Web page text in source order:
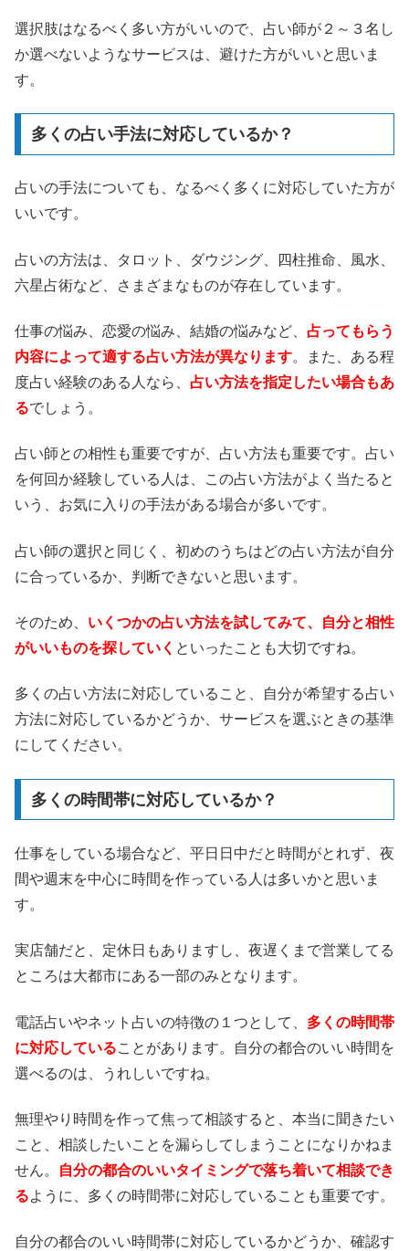
選択肢はなるべく多い方がいいので、占い師が２～３名し
か選べないようなサービスは、避けた方がいいと思いま
す。
多くの占い手法に対応しているか？
占いの手法についても、なるべく多くに対応していた方が
いいです。
占いの方法は、タロット、ダウジング、四柱推命、風水、
六星占術など、さまざまなものが存在しています。
仕事の悩み、恋愛の悩み、結婚の悩みなど、 占ってもらう
内容によって適する占い方法が異なります。また、ある程
度占い経験のある人なら、 占い方法を指定したい場合もあ
るでしょう。
占い師との相性も重要ですが、占い方法も重要です。占い
を何回か経験している人は、この占い方法がよく当たると
いう、お気に入りの手法がある場合が多いです。
占い師の選択と同じく、初めのうちはどの占い方法が自分
に合っているか、判断できないと思います。
そのため、 いくつかの占い方法を試してみて、自分と相性
がいいものを探していく といったことも大切ですね。
多くの占い方法に対応していること、自分が希望する占い
方法に対応しているかどうか、サービスを選ぶときの基準
にしてください。
多くの時間帯に対応しているか？
仕事をしている場合など、平日日中だと時間がとれず、夜
間や週末を中心に時間を作っている人は多いかと思いま
す。
実店舗だと、定休日もありますし、夜遅くまで営業してる
ところは大都市にある一部のみとなります。
電話占いやネット占いの特徴の１つとして、 多くの時間帯
に対応していることがあります。自分の都合のいい時間を
選べるのは、うれしいですね。
無理やり時間を作って焦って相談すると、本当に聞きたい
こと、相談したいことを漏らしてしまうことになりかねま
せん。
自分の都合のいいタイミングで落ち着いて相談でき
るように、多くの時間帯に対応していることも重要です。
自分の都合のいい時間帯に対応しているかどうか、確認す